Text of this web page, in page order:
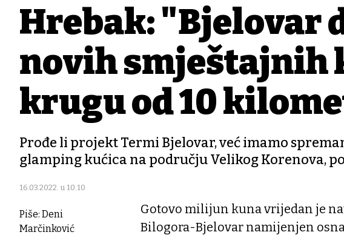
Hrebak: "Bjelovar
novih smještajnih
krugu od 10
Prođe li projekt Termi Bjelovar, već imamo
glamping kućica na području Velikog Korenova,
16.03.2022. u 10:10
Piše: Deni
Marčinković
Gotovo milijun kuna vrijedan je
Bilogora-Bjelovar namijenjen